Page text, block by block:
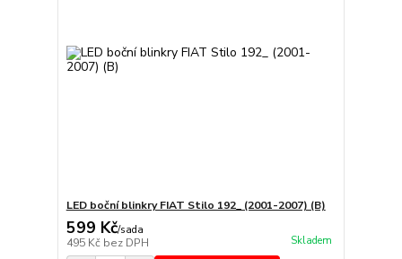
LED boční blinkry FIAT Stilo 192_ (2001-2007) (B)
599 Kč/sada
495 Kč bez DPH Skladem